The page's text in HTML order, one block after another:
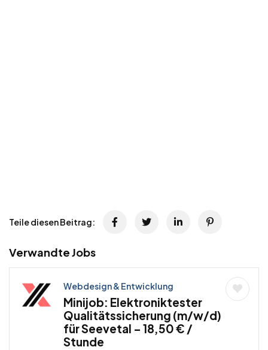
Teile diesen Beitrag:
Verwandte Jobs
Webdesign & Entwicklung
Minijob: Elektroniktester
Qualitätssicherung (m/w/d)
für Seevetal – 18,50 € /
Stunde